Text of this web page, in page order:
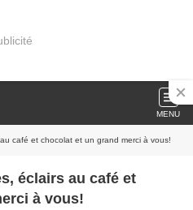
MENU
café et chocolat et un grand merci à vous!
éclairs au café et
à vous!